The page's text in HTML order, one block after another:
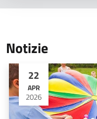
Notizie
22
APR
2026